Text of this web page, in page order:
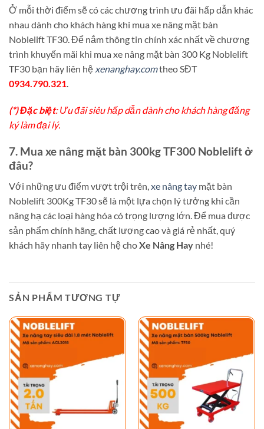
Ở mỗi thời điểm sẽ có các chương trình ưu đãi hấp dẫn khác
nhau dành cho khách hàng khi mua xe nâng mặt bàn
Noblelift TF30. Để nắm thông tin chính xác nhất về chương
trình khuyến mãi khi mua xe nâng mặt bàn 300 Kg Noblelift
TF30 bạn hãy liên hệ xenanghay.comtheo SĐT
0934.790.321
(*) Đặc biệt: Ưu đãi siêu hấp dẫn dành cho khách hàng đăng
ký làm đại lý.
7. Mua xe nâng mặt bàn 300kg TF300 Noblelift ở
đâu?
Với những ưu điểm vượt trội trên,xe nâng tay mặt bàn
Noblelift 300Kg TF30 sẽ là một lựa chọn lý tưởng khi cần
nâng hạ các loại hàng hóa có trọng lượng lớn. Để mua được
sản phẩm chính hãng, chất lượng cao và giá rẻ nhất, quý
khách hãy nhanh tay liên hệ choXe Nâng Hay nhé!
SẢN PHẨM TƯƠNG TỰ